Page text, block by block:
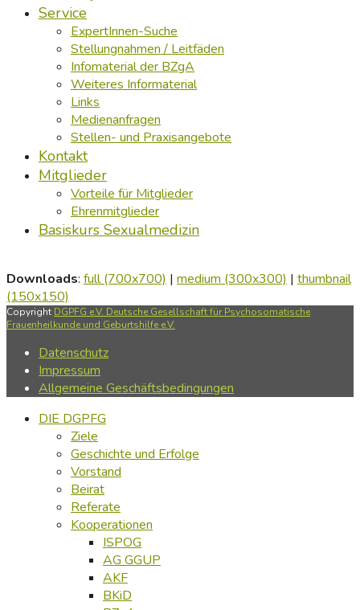
Service
ExpertInnen-Suche
Stellungnahmen / Leitfäden
Infomaterial der BZgA
Weiteres Informaterial
Links
Medienanfragen
Stellen- und Praxisangebote
Kontakt
Mitglieder
Vorteile für Mitglieder
Ehrenmitglieder
Basiskurs Sexualmedizin
Downloads: full (700x700) | medium (300x300) | thumbnail
(150x150)
Copyright DGPFG e.V. Deutsche Gesellschaft für Psychosomatische
Frauenheilkunde und Geburtshilfe e.V.
Datenschutz
Impressum
Allgemeine Geschäftsbedingungen
DIE DGPFG
Ziele
Geschichte und Erfolge
Vorstand
Beirat
Referate
Kooperationen
ISPOG
AG GGUP
AKF
BKiD